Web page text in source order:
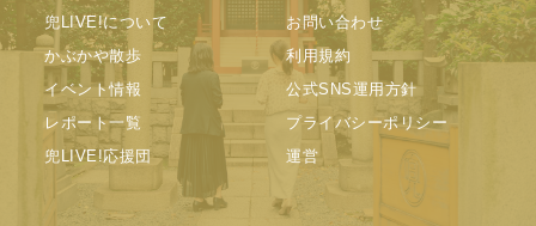
兜LIVE!について
お問い合わせ
かぶかや散歩
利用規約
イベント情報
公式SNS運用方針
レポート一覧
プライバシーポリシー
兜LIVE!応援団
運営